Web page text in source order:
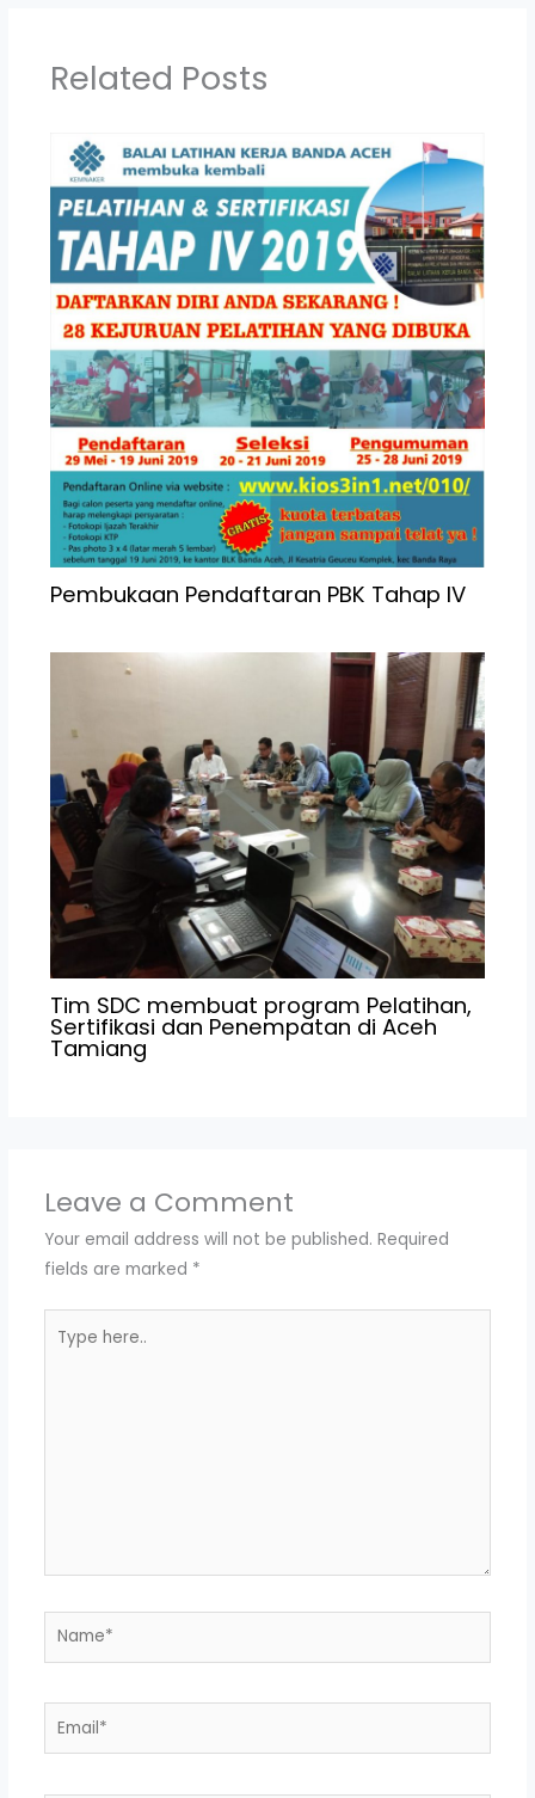
Related Posts
Pembukaan Pendaftaran PBK Tahap IV
Tim SDC membuat program Pelatihan,
Sertifikasi dan Penempatan di Aceh
Tamiang
Leave a Comment
Your email address will not be published. Required
fields are marked *
here..
Name*
Email*